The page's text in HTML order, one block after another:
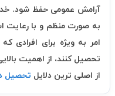
آرامش عمومی حفظ شود.
به صورت منظم و با رعایت
امر به ویژه برای افرادی
تحصیل کنند، از اهمیت
از اصلی ترین دلایل تحصیل